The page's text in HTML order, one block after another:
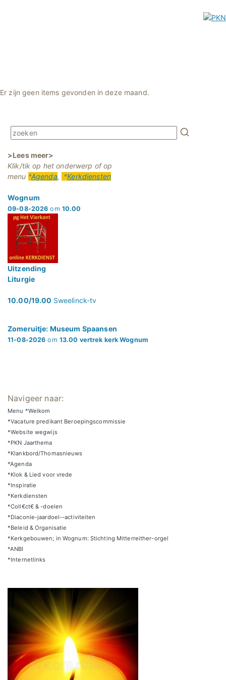
Er zijn geen items gevonden in deze maand.
>Lees meer>
Klik/tik op het onderwerp of op
menu *Agenda, *Kerkdiensten
Wognum
09-08-2026 om 10.00
Uitzending
Liturgie
10.00/19.00 Sweelinck-tv
Zomeruitje: Museum Spaansen
11-08-2026 om 13.00 vertrek kerk Wognum
Navigeer naar:
Menu *Welkom
*Vacature predikant Beroepingscommissie
*Website wegwijs
*PKN Jaarthema
*Klankbord/Thomasnieuws
*Agenda
*Klok & Lied voor vrede
*Inspiratie
*Kerkdiensten
*Coll€ct€ & -doelen
*Diaconie-jaardoel--activiteiten
*Beleid & Organisatie
*Kerkgebouwen; in Wognum: Stichting Mitterreither-orgel
*ANBI
*Internetlinks